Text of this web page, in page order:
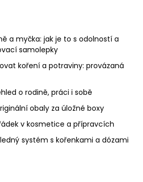
a myčka: jak je to s odolností a
samolepky
koření a potraviny: provázaná
o rodině, práci i sobě
obaly za úložné boxy
v kosmetice a přípravcích
systém s kořenkami a dózami